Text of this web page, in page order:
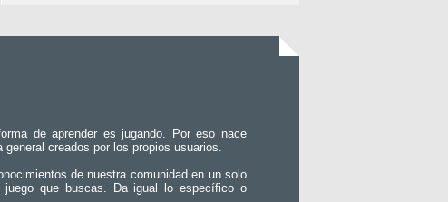
de aprender es jugando. Por eso nace
creados por los propios usuarios.
de nuestra comunidad en un solo
juego que buscas. Da igual lo específico o